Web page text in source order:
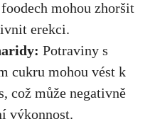
mohou zhoršit
erekci.
Potraviny s
cukru mohou vést k
což může negativně
výkonnost.